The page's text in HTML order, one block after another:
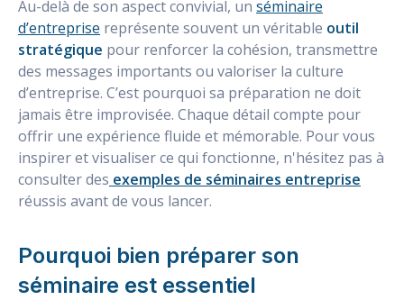
Au-delà de son aspect convivial, un séminaire
d’entreprise représente souvent un véritable outil
stratégique pour renforcer la cohésion, transmettre
des messages importants ou valoriser la culture
d’entreprise. C’est pourquoi sa préparation ne doit
jamais être improvisée. Chaque détail compte pour
offrir une expérience fluide et mémorable. Pour vous
inspirer et visualiser ce qui fonctionne, n'hésitez pas à
consulter des exemples de séminaires entreprise
réussis avant de vous lancer.
Pourquoi bien préparer son
séminaire est essentiel